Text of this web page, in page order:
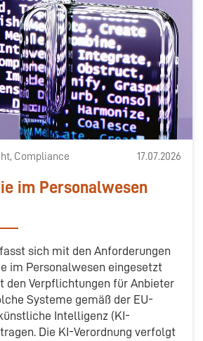
Compliance 17.07.2026
im Personalwesen
sich mit den Anforderungen
im Personalwesen eingesetzt
den Verpflichtungen für Anbieter
Systeme gemäß der EU-
Intelligenz (KI-
Die KI-Verordnung verfolgt